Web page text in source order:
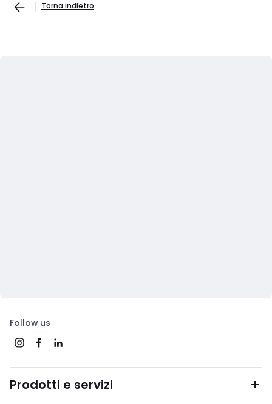
Torna indietro
Follow us
Prodotti e servizi